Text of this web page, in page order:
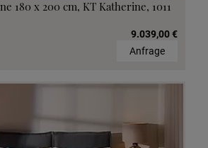
180 x 200 cm, KT Katherine, 1011
9.039,00 €
Anfrage